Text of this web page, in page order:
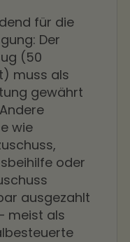
für die
Der
(50
muss als
gewährt
wie
oder
ausgezahlt
meist als